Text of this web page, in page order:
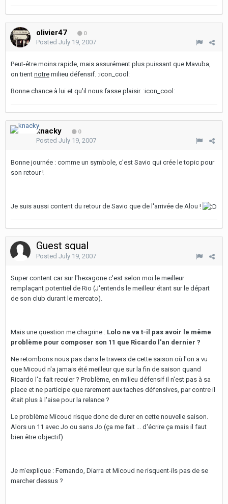
olivier47 0
Posted July 19, 2007
Peut-être moins rapide, mais assurément plus puissant que Mavuba,
on tient notre milieu défensif. :icon_cool:
Bonne chance à lui et qu'il nous fasse plaisir. :icon_cool:
knacky 0
Posted July 19, 2007
Bonne journée : comme un symbole, c'est Savio qui crée le topic pour
son retour !
Je suis aussi content du retour de Savio que de l'arrivée de Alou !
Guest squal
Posted July 19, 2007
Super content car sur l'hexagone c'est selon moi le meilleur
remplaçant potentiel de Rio (J'entends le meilleur étant sur le départ
de son club durant le mercato).
Mais une question me chagrine : Lolo ne va t-il pas avoir le même
problème pour composer son 11 que Ricardo l'an dernier ?
Ne retombons nous pas dans le travers de cette saison où l'on a vu
que Micoud n'a jamais été meilleur que sur la fin de saison quand
Ricardo l'a fait reculer ? Problème, en milieu défensif il n'est pas à sa
place et ne participe que rarement aux taches défensives, par contre il
était plus à l'aise pour la relance ?
Le problème Micoud risque donc de durer en cette nouvelle saison.
Alors un 11 avec Jo ou sans Jo (ça me fait ... d'écrire ça mais il faut
bien être objectif)
Je m'explique : Fernando, Diarra et Micoud ne risquent-ils pas de se
marcher dessus ?